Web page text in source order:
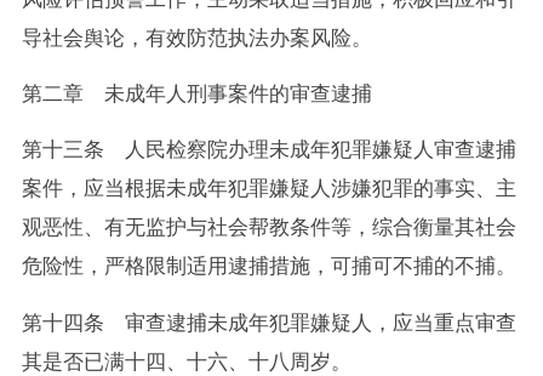
导社会舆论，有效防范执法办案风险。
第二章 未成年人刑事案件的审查逮捕
第十三条 人民检察院办理未成年犯罪嫌疑人审查逮捕
案件，应当根据未成年犯罪嫌疑人涉嫌犯罪的事实、主
观恶性、有无监护与社会帮教条件等，综合衡量其社会
危险性，严格限制适用逮捕措施，可捕可不捕的不捕。
第十四条 审查逮捕未成年犯罪嫌疑人，应当重点审查
其是否已满十四、十六、十八周岁。